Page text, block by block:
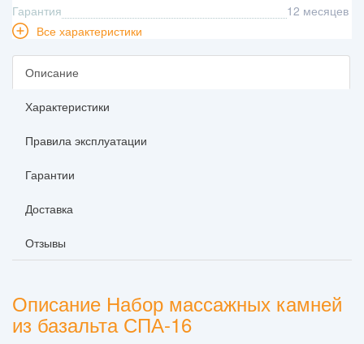
Гарантия
12 месяцев
Все характеристики
Описание
Характеристики
Правила эксплуатации
Гарантии
Доставка
Отзывы
Описание Набор массажных камней
из базальта СПА-16